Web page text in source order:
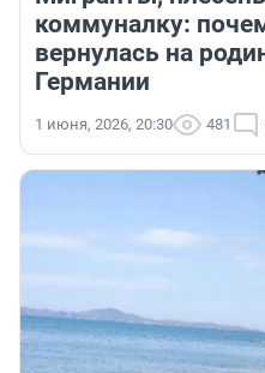
коммуналку:
вернулась на
Германии
1 июня, 2026, 20:30 481